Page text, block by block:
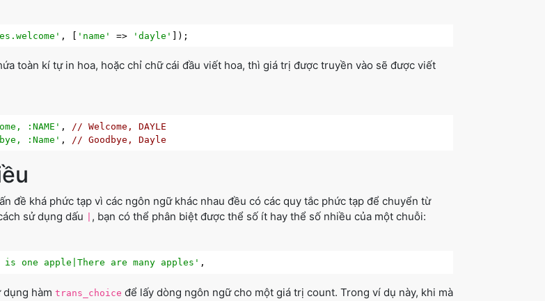
, [ 'name' => 'dayle'
toàn kí tự in hoa, hoặc chỉ chữ cái đầu viết hoa, thì giá trị được truyền vào sẽ được viết
:NAME' ,
// Welcome, DAYLE
:Name' , // Goodbye, Dayle
đề khá phức tạp vì các ngôn ngữ khác nhau đều có các quy tắc phức tạp để chuyển từ
sử dụng dấu
, bạn có thể phân biệt được thể số ít hay thể số nhiều của một chuỗi:
is one apple|There are many apples'
dụng hàm trans_choice để lấy dòng ngôn ngữ cho một giá trị count. Trong ví dụ này, khi mà